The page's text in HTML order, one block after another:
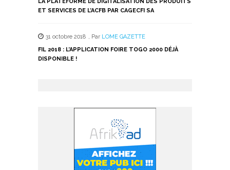
LA PLATEFORME DE DIGITALISATION DES PRODUITS
ET SERVICES DE L’ACFB PAR CAGECFI SA
31 octobre 2018 , Par LOME GAZETTE
FIL 2018 : L’APPLICATION FOIRE TOGO 2000 DÉJÀ
DISPONIBLE !